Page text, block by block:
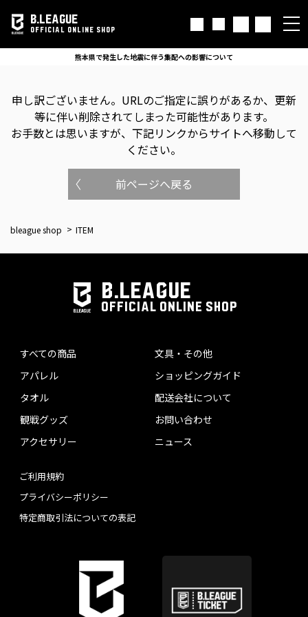
B.LEAGUE
OFFICIAL ONLINE SHOP
熊本県で発生した地震に伴う集配への影響について
申し訳ございません。 URLのご指定に誤りがあるか、更新
等に伴い削除されてしまった可能性があります。
お手数とは思いますが、下記リンクからサイトへ移動して
ください。
前ページへ戻る
bleague shop ITEM
B.LEAGUE
OFFICIAL ONLINE SHOP
すべての商品
アパレル
タオル
観戦グッズ
アクセサリー
文具・その他
ショッピングガイド
配送会社について
お問い合わせ
ニュース
ご利用規約
プライバシーポリシー
特定商取引法についての表記